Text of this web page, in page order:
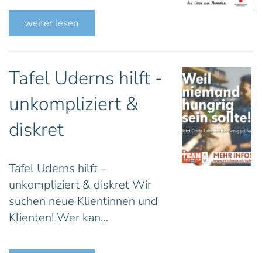
weiter lesen
Tafel Uderns hilft -
unkompliziert &
diskret
Tafel Uderns hilft -
unkompliziert & diskret Wir
suchen neue Klientinnen und
Klienten! Wer kan…